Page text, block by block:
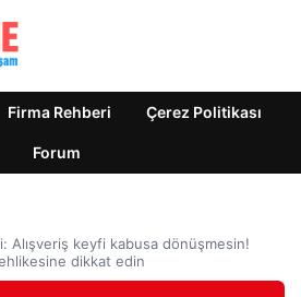
Firma Rehberi Çerez Politikası
Forum
Alışveriş keyfi kabusa dönüşmesin!
dikkat edin